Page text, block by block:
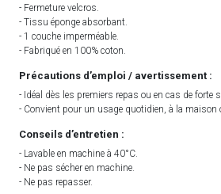
- Fermeture velcros.
- Tissu éponge absorbant.
- 1 couche imperméable.
- Fabriqué en 100% coton.
Précautions d’emploi / avertissement :
- Idéal dès les premiers repas ou en cas de forte
- Convient pour un usage quotidien, à la maison
Conseils d’entretien :
- Lavable en machine à 40°C.
- Ne pas sécher en machine.
- Ne pas repasser.